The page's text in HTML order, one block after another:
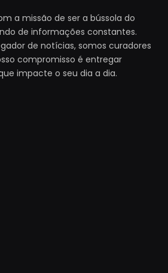
a missão de ser a bússola do
de informações constantes.
de notícias, somos curadores
compromisso é entregar
impacte o seu dia a dia.